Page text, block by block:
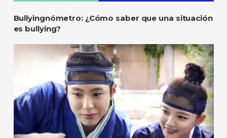
Bullyingnómetro: ¿Cómo saber que una situación
es bullying?